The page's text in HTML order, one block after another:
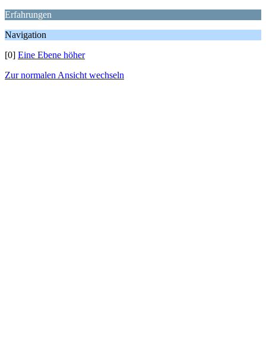
Erfahrungen
Navigation
[0] Eine Ebene höher
Zur normalen Ansicht wechseln